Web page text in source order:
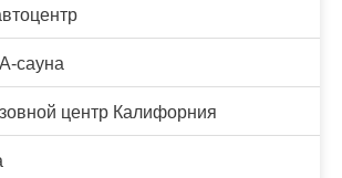
сауна
центр Калифорния